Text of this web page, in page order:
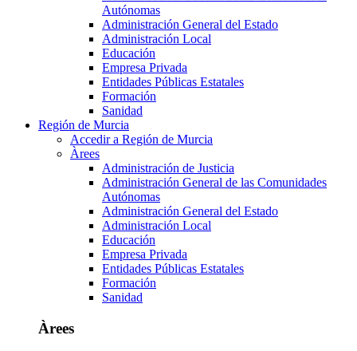
Autónomas
Administración General del Estado
Administración Local
Educación
Empresa Privada
Entidades Públicas Estatales
Formación
Sanidad
Región de Murcia
Accedir a Región de Murcia
Àrees
Administración de Justicia
Administración General de las Comunidades
Autónomas
Administración General del Estado
Administración Local
Educación
Empresa Privada
Entidades Públicas Estatales
Formación
Sanidad
Àrees